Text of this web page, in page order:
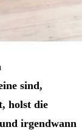
sind,
holst die
irgendwann